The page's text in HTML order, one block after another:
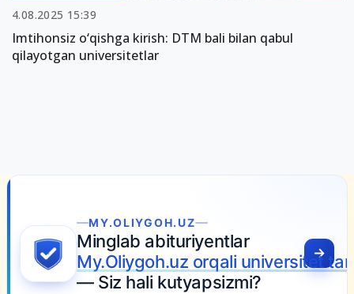
4.08.2025 15:39
Imtihonsiz o‘qishga kirish: DTM bali bilan qabul
qilayotgan universitetlar
MY.OLIYGOH.UZ
Minglab abituriyentlar
My.Oliygoh.uz orqali universitet
— Siz hali kutyapsizmi?